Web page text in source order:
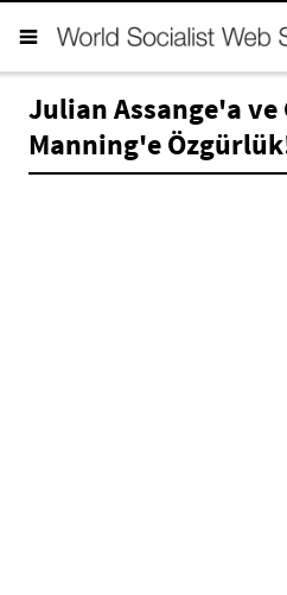
Julian Assange'a ve
Manning'e